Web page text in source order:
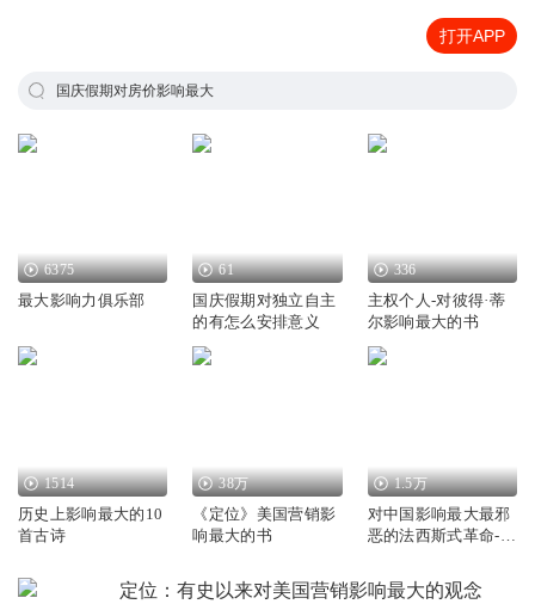
打开APP
国庆假期对房价影响最大
6375
最大影响力俱乐部
61
国庆假期对独立自主
的有怎么安排意义
336
主权个人-对彼得·蒂
尔影响最大的书
1514
历史上影响最大的10
首古诗
38万
《定位》美国营销影
响最大的书
1.5万
对中国影响最大最邪
恶的法西斯式革命-商
定位：有史以来对美国营销影响最大的观念